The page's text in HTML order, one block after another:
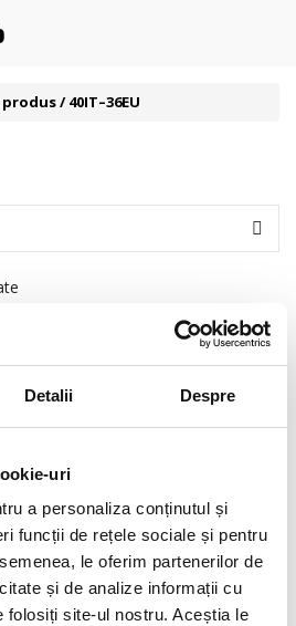
Detalii Despre
uri
a personaliza conținutul și
funcții de rețele sociale și pentru
le oferim partenerilor de
și de analize informații cu
folosiți site-ul nostru. Aceștia le
/ 40IT–36EU
Femei|Jachete și veste
Geacă NETWORK LADY
Femei|Jachete și veste
Geacă TEXWORK LADY